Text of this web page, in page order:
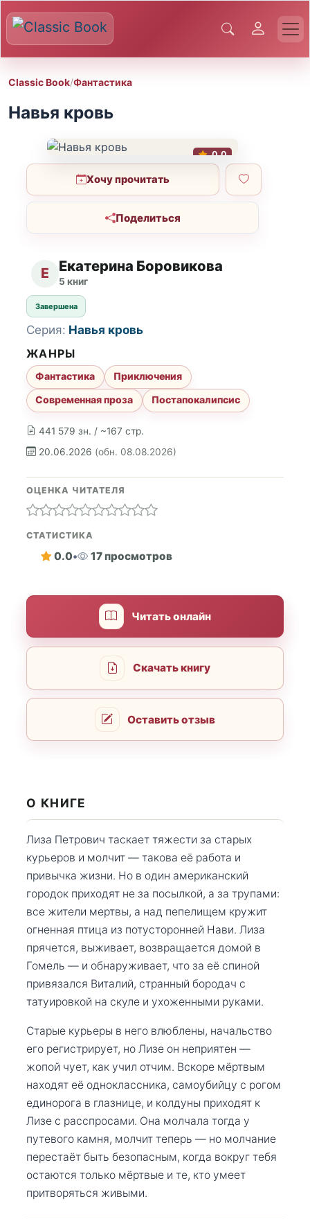
Classic Book/Фантастика
Навья кровь
0.0
Хочу прочитать
Поделиться
Е Екатерина Боровикова
5 книг
Завершена
441 579 зн. / ~167 стр.
20.06.2026 (обн. 08.08.2026)
Серия: Навья кровь
ЖАНРЫ
Фантастика
Приключения
Современная проза
Постапокалипсис
ОЦЕНКА ЧИТАТЕЛЯ
СТАТИСТИКА
0.0• 17 просмотров
Читать онлайн
Скачать книгу
Оставить отзыв
О КНИГЕ
Лиза Петрович таскает тяжести за старых
курьеров и молчит — такова её работа и
привычка жизни. Но в один американский
городок приходят не за посылкой, а за трупами:
все жители мертвы, а над пепелищем кружит
огненная птица из потусторонней Нави. Лиза
прячется, выживает, возвращается домой в
Гомель — и обнаруживает, что за её спиной
привязался Виталий, странный бородач с
татуировкой на скуле и ухоженными руками.
Старые курьеры в него влюблены, начальство
его регистрирует, но Лизе он неприятен —
жопой чует, как учил отчим. Вскоре мёртвым
находят её одноклассника, самоубийцу с рогом
единорога в глазнице, и колдуны приходят к
Лизе с расспросами. Она молчала тогда у
путевого камня, молчит теперь — но молчание
перестаёт быть безопасным, когда вокруг тебя
остаются только мёртвые и те, кто умеет
притворяться живыми.